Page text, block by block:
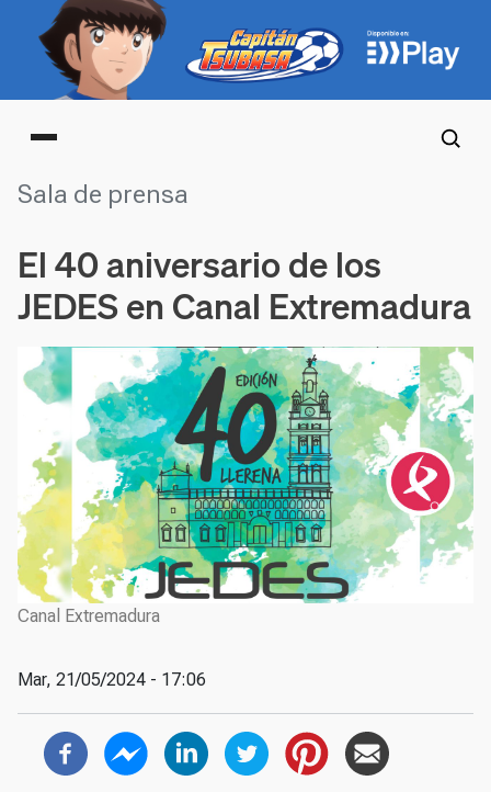
Main menu
Sala de prensa
El 40 aniversario de los
JEDES en Canal Extremadura
Canal Extremadura
Mar, 21/05/2024 - 17:06
Compartir en redes sociales